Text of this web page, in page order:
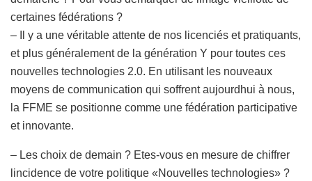
certaines fédérations ?
– Il y a une véritable attente de nos licenciés et pratiquants,
et plus généralement de la génération Y pour toutes ces
nouvelles technologies 2.0. En utilisant les nouveaux
moyens de communication qui soffrent aujourdhui à nous,
la FFME se positionne comme une fédération participative
et innovante.
– Les choix de demain ? Etes-vous en mesure de chiffrer
lincidence de votre politique «Nouvelles technologies» ?